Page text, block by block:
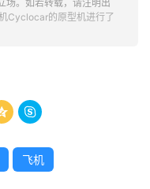
场。如若转载，请注明出
Cyclocar的原型机进行了

飞机